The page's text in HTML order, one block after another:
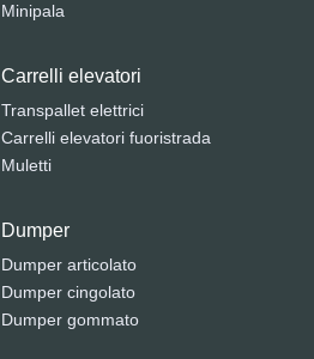
Minipala
Carrelli elevatori
Transpallet elettrici
Carrelli elevatori fuoristrada
Muletti
Dumper
Dumper articolato
Dumper cingolato
Dumper gommato